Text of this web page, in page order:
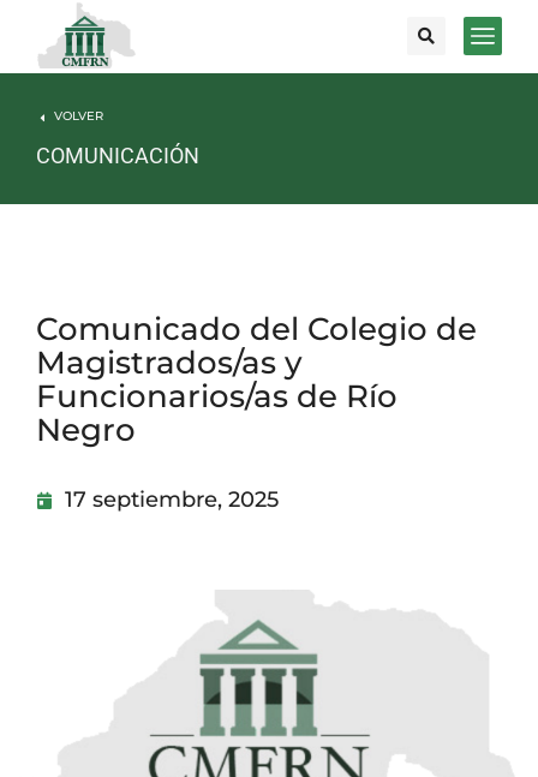
VOLVER
COMUNICACIÓN
Comunicado del Colegio de
Magistrados/as y
Funcionarios/as de Río
Negro
17 septiembre, 2025